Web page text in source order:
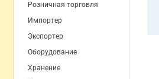
Розничная торговля
Импортер
Экспортер
Оборудование
Хранение